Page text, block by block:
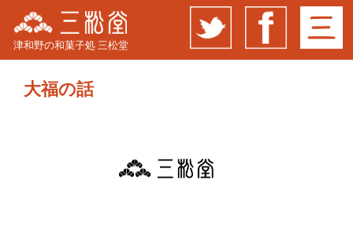
津和野の和菓子処 三松堂
大福の話